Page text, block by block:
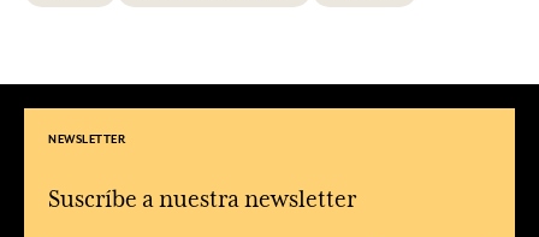
NEWSLETTER
Suscríbe a nuestra newsletter